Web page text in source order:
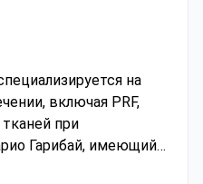
на
включая PRF,
при
Гарибай, имеющий
углубленное